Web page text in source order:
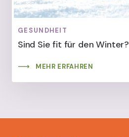
GESUNDHEIT
Sind Sie fit für den Winter?
MEHR ERFAHREN